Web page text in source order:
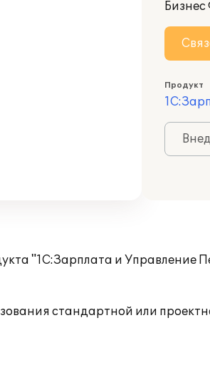
Продукт
"1С:Зарплата и Управление
стандартной или